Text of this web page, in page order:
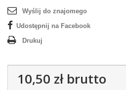
Wyślij do znajomego
Udostępnij na Facebook
Drukuj
10,50 złbrutto